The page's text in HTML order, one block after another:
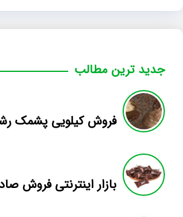
جدید ترین مطالب